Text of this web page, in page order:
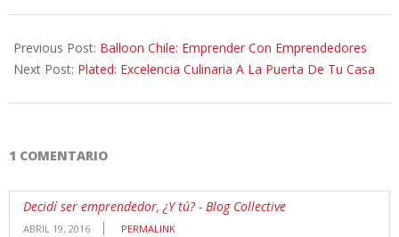
09-
05
Previous Post: Balloon Chile: Emprender Con Emprendedores
Next Post: Plated: Excelencia Culinaria A La Puerta De Tu Casa
1 COMENTARIO
Decidí ser emprendedor, ¿Y tú? - Blog Collective
ABRIL 19, 2016 PERMALINK